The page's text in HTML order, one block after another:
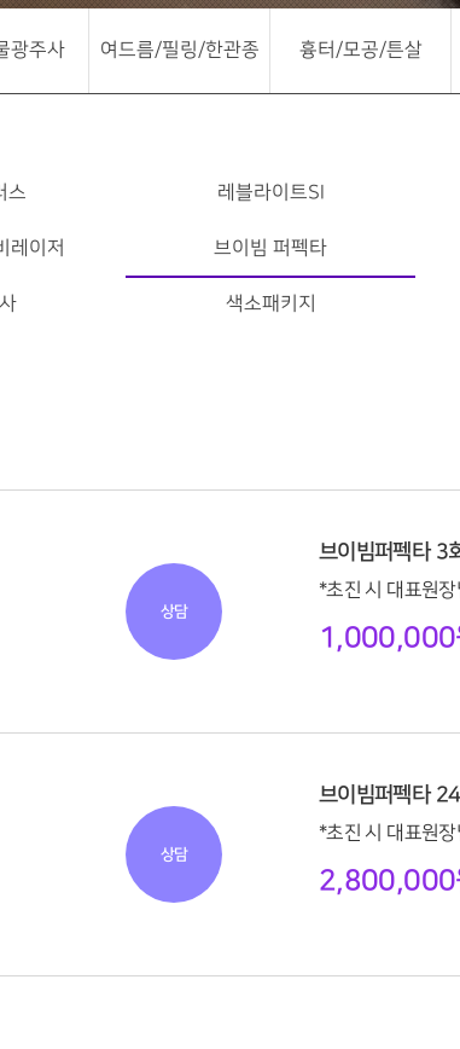
광주사 여드름/필링/한관종 흉터/모공/튼살
스 레블라이트SI
레이저 브이빔 퍼펙타
색소패키지
상담
브이빔퍼펙타 3
*초진 시 대표원
1,000,000
상담
브이빔퍼펙타
*초진 시 대표원
2,800,000